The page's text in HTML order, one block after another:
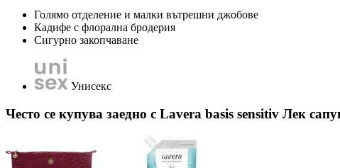
Голямо отделение и малки вътрешни джобове
Кадифе с флорална бродерия
Сигурно закопчаване
Унисекс
Често се купува заедно с Lavera basis sensitiv Лек